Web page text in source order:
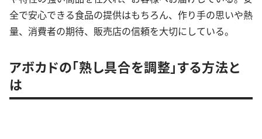
全で安心できる食品の提供はもちろん、作り手の思いや熱
量、消費者の期待、販売店の信頼を大切にしている。
アボカドの「熟し具合を調整」する方法と
は